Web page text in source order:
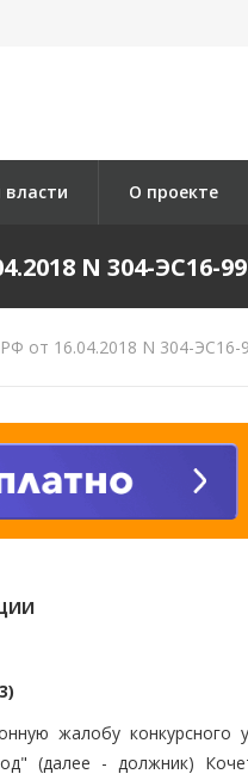
О проекте
N 304-ЭС16-
от 16.04.2018 N 304-ЭС16-
жалобу конкурсного
(далее - должник)